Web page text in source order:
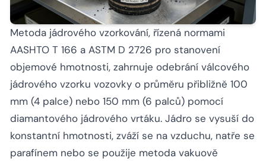
Metoda jádrového vzorkování, řízená normami
AASHTO T 166 a ASTM D 2726 pro stanovení
objemové hmotnosti, zahrnuje odebrání válcového
jádrového vzorku vozovky o průměru přibližně 100
mm (4 palce) nebo 150 mm (6 palců) pomocí
diamantového jádrového vrtáku. Jádro se vysuší do
konstantní hmotnosti, zváží se na vzduchu, natře se
parafínem nebo se použije metoda vakuově